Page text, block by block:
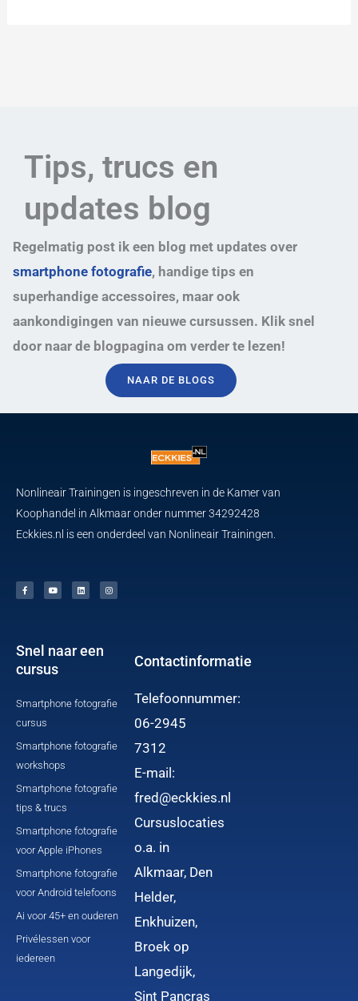
Tips, trucs en
updates blog
Regelmatig post ik een blog met updates over
smartphone fotografie, handige tips en
superhandige accessoires, maar ook
aankondigingen van nieuwe cursussen. Klik snel
door naar de blogpagina om verder te lezen!
NAAR DE BLOGS
Nonlineair Trainingen is ingeschreven in de Kamer van
Koophandel in Alkmaar onder nummer 34292428
Eckkies.nl is een onderdeel van Nonlineair Trainingen.
c
e
b
u
t
u
n
k
e
s
t
a
Snel naar een
cursus
Smartphone fotografie
cursus
Smartphone fotografie
workshops
Smartphone fotografie
tips & trucs
Smartphone fotografie
voor Apple iPhones
Smartphone fotografie
voor Android telefoons
Ai voor 45+ en ouderen
Privélessen voor
iedereen
Contactinformatie
Telefoonnummer:
06-2945
7312
E-mail:
fred@eckkies.nl
Cursuslocaties
o.a. in
Alkmaar, Den
Helder,
Enkhuizen,
Broek op
Langedijk,
Sint Pancras